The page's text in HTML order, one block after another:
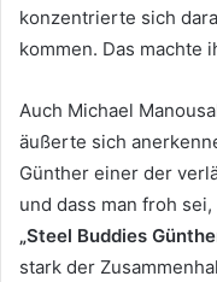
konzentrierte sich
kommen. Das machte
Auch Michael
äußerte sich
Günther einer der
und dass man froh
„Steel Buddies
stark der